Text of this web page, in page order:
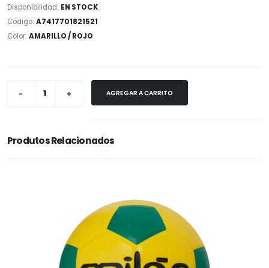
Disponibilidad: EN STOCK
Código: A7417701821521
Color: AMARILLO / ROJO
AGREGAR A CARRITO
Produtos Relacionados